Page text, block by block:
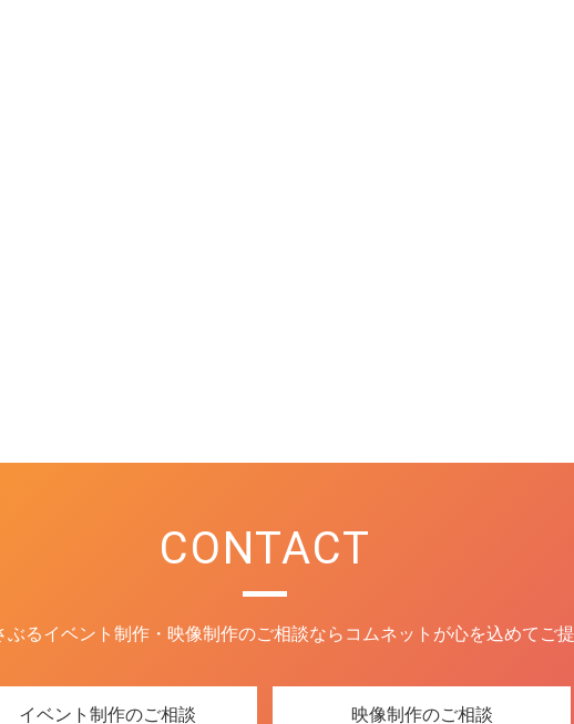
CONTACT
るイベント制作・映像制作のご相談ならコムネットが心を込めてご提
イベント制作のご相談 映像制作のご相談